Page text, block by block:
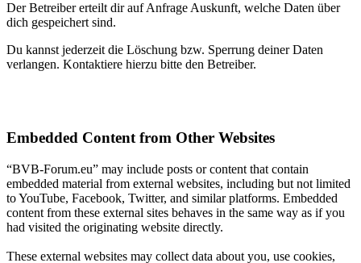
Der Betreiber erteilt dir auf Anfrage Auskunft, welche Daten über
dich gespeichert sind.
Du kannst jederzeit die Löschung bzw. Sperrung deiner Daten
verlangen. Kontaktiere hierzu bitte den Betreiber.
Embedded Content from Other Websites
“BVB-Forum.eu” may include posts or content that contain
embedded material from external websites, including but not limited
to YouTube, Facebook, Twitter, and similar platforms. Embedded
content from these external sites behaves in the same way as if you
had visited the originating website directly.
These external websites may collect data about you, use cookies,